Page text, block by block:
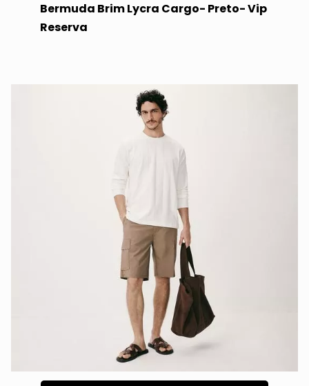
Bermuda Brim Lycra Cargo- Preto- Vip
Reserva